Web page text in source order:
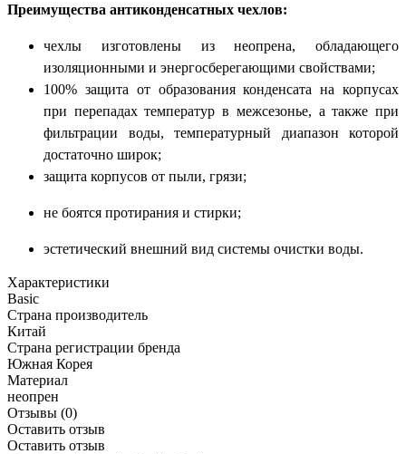
Преимущества антиконденсатных чехлов:
чехлы изготовлены из неопрена, обладающего
изоляционными и энергосберегающими свойствами;
100% защита от образования конденсата на корпусах
при перепадах температур в межсезонье, а также при
фильтрации воды, температурный диапазон которой
достаточно широк;
защита корпусов от пыли, грязи;
не боятся протирания и стирки;
эстетический внешний вид системы очистки воды.
Характеристики
Basic
Страна производитель
Китай
Страна регистрации бренда
Южная Корея
Материал
неопрен
Отзывы (0)
Оставить отзыв
Оставить отзыв